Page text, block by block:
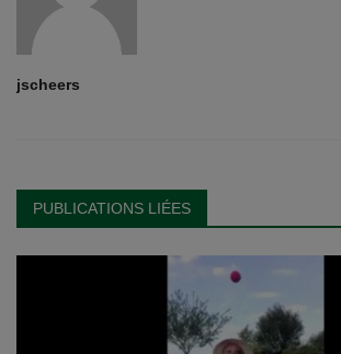
jscheers
PUBLICATIONS LIÉES